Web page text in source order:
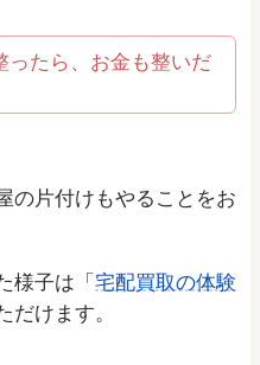
ったら、お金も整いだ
の片付けもやることをお
様子は「 宅配買取の体験
だけます。